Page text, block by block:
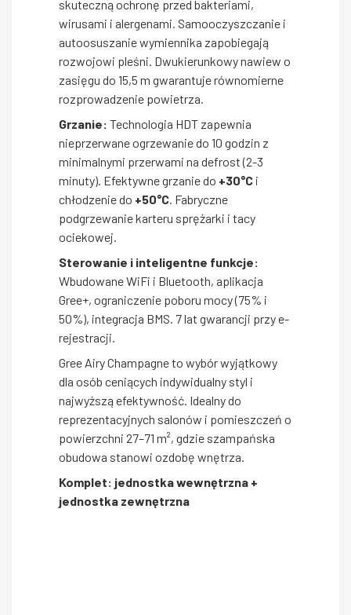
skuteczną ochronę przed bakteriami,
wirusami i alergenami. Samooczyszczanie i
autoosuszanie wymiennika zapobiegają
rozwojowi pleśni. Dwukierunkowy nawiew o
zasięgu do 15,5 m gwarantuje równomierne
rozprowadzenie powietrza.
Grzanie: Technologia HDT zapewnia
nieprzerwane ogrzewanie do 10 godzin z
minimalnymi przerwami na defrost (2-3
minuty). Efektywne grzanie do +30°C i
chłodzenie do +50°C . Fabryczne
podgrzewanie karteru sprężarki i tacy
ociekowej.
Sterowanie i inteligentne funkcje:
Wbudowane WiFi i Bluetooth, aplikacja
Gree+, ograniczenie poboru mocy (75% i
50%), integracja BMS. 7 lat gwarancji przy e-
rejestracji.
Gree Airy Champagne to wybór wyjątkowy
dla osób ceniących indywidualny styl i
najwyższą efektywność. Idealny do
reprezentacyjnych salonów i pomieszczeń o
powierzchni 27–71 m², gdzie szampańska
obudowa stanowi ozdobę wnętrza.
Komplet: jednostka wewnętrzna +
jednostka zewnętrzna